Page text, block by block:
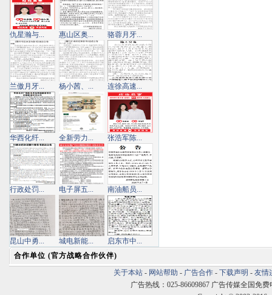
仇星瀚与... 惠山区奥... 骆蓉月牙...
兰傲月牙... 杨小茜、... 连徐高速...
华西化纤... 全新劳力... 张浩军陈...
行政处罚... 电子屏五... 南油船员...
昆山中勇... 城电新能...
启东市中...
合作单位 (官方战略合作伙伴)
关于本站 - 网站帮助 - 广告合作 - 下载声明 - 友情
广告热线：025-86609867 广告传媒全国免费